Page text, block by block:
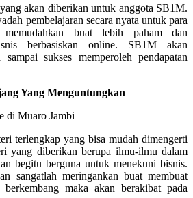
akan diberikan untuk anggota SB1M.
pembelajaran secara nyata untuk para
buat lebih paham dan
berbasiskan online. SB1M akan
sukses memperoleh pendapatan
Yang Menguntungkan
terlengkap yang bisa mudah dimengerti
yang diberikan berupa ilmu-ilmu dalam
begitu berguna untuk menekuni bisnis.
sangatlah meringankan buat membuat
maka akan berakibat pada